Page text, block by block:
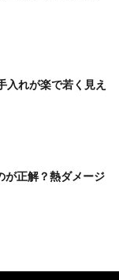
入れが楽で若く見え
が正解？熱ダメージ